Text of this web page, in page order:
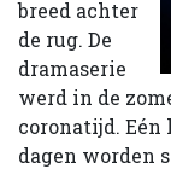
breed achter
de rug. De
dramaserie
werd in de
coronatijd. Eén
dagen worden